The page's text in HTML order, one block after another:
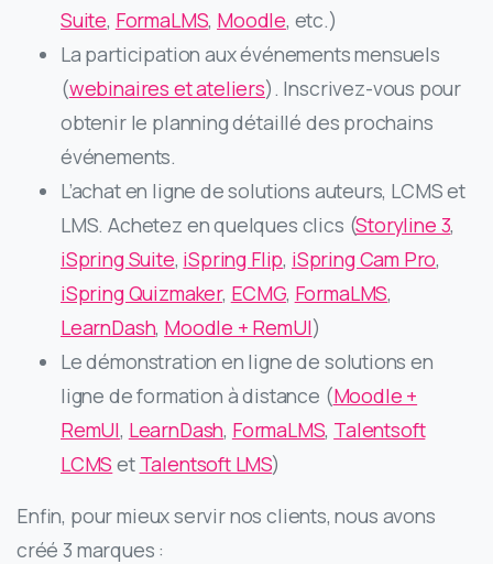
Suite, FormaLMS, Moodle, etc.)
La participation aux événements mensuels
(webinaires et ateliers). Inscrivez-vous pour
obtenir le planning détaillé des prochains
événements.
L’achat en ligne de solutions auteurs, LCMS et
LMS. Achetez en quelques clics (Storyline 3,
iSpring Suite, iSpring Flip, iSpring Cam Pro,
iSpring Quizmaker, ECMG, FormaLMS,
LearnDash, Moodle + RemUI)
Le démonstration en ligne de solutions en
ligne de formation à distance (Moodle +
RemUI, LearnDash, FormaLMS, Talentsoft
LCMS et Talentsoft LMS)
Enfin, pour mieux servir nos clients, nous avons
créé 3 marques :